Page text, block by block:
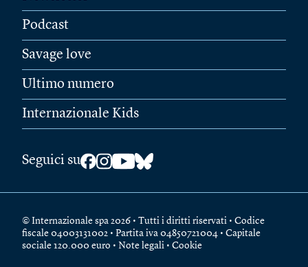
Podcast
Savage love
Ultimo numero
Internazionale Kids
Seguici su
© Internazionale spa 2026 • Tutti i diritti riservati • Codice
fiscale 04003131002 • Partita iva 04850721004 • Capitale
sociale 120.000 euro • Note legali • Cookie